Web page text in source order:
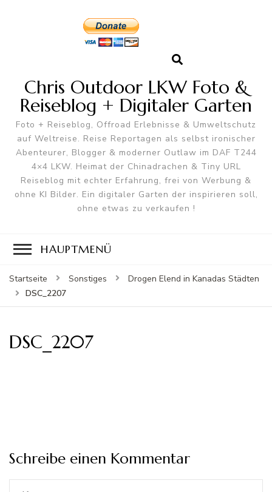
Chris Outdoor LKW Foto &
Reiseblog + Digitaler Garten
Foto + Reiseblog, Offroad Erlebnisse & Umweltschutz
auf Weltreise. Reise Reportagen als selbst ironischer
Abenteurer, Blogger & moderner Outlaw im DAF T244
4×4 LKW. Heimat der Chinadrachen & Tiny URL
Reiseblog mit echter Erfahrung, frei von Werbung &
ohne KI Bilder. Ein digitaler Garten der inspirieren soll,
ohne etwas zu verkaufen !
HAUPTMENÜ
Startseite Sonstiges
Drogen Elend in Kanadas Städten
DSC_2207
DSC_2207
Schreibe einen Kommentar